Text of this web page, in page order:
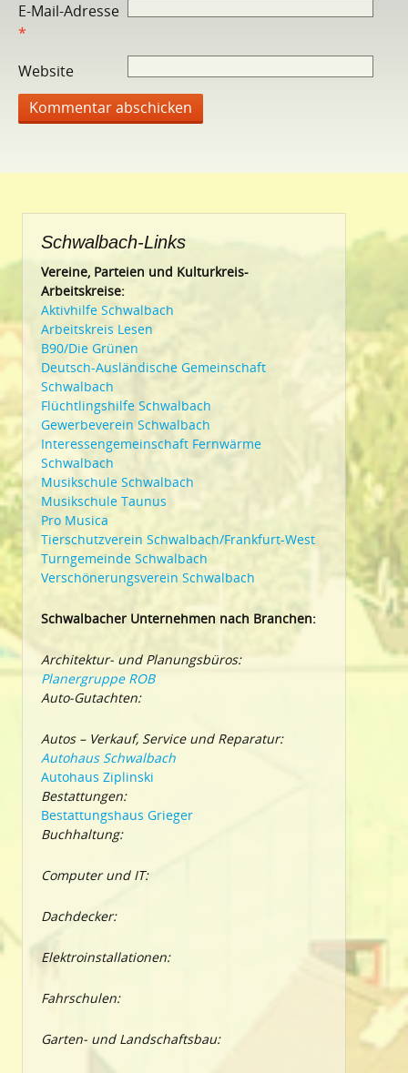
E-Mail-Adresse
*
Website
Schwalbach-Links
Vereine, Parteien und Kulturkreis-
Arbeitskreise:
Aktivhilfe Schwalbach
Arbeitskreis Lesen
B90/Die Grünen
Deutsch-Ausländische Gemeinschaft
Schwalbach
Flüchtlingshilfe Schwalbach
Gewerbeverein Schwalbach
Interessengemeinschaft Fernwärme
Schwalbach
Musikschule Schwalbach
Musikschule Taunus
Pro Musica
Tierschutzverein Schwalbach/Frankfurt-West
Turngemeinde Schwalbach
Verschönerungsverein Schwalbach
Schwalbacher Unternehmen nach Branchen:
Architektur- und Planungsbüros:
Planergruppe ROB
Auto-Gutachten:
Autos – Verkauf, Service und Reparatur:
Autohaus Schwalbach
Autohaus Ziplinski
Bestattungen:
Bestattungshaus Grieger
Buchhaltung:
Computer und IT:
Dachdecker:
Elektroinstallationen:
Fahrschulen:
Garten- und Landschaftsbau: